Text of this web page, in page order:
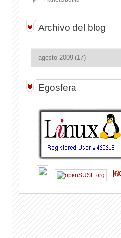
Archivo del blog
Egosfera